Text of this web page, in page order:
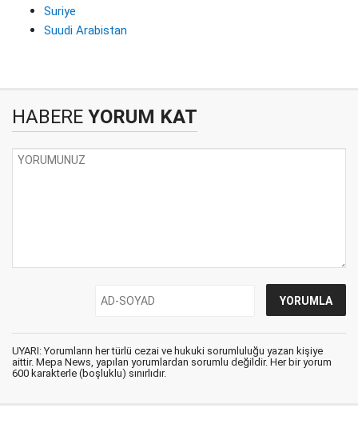
Suriye
Suudi Arabistan
HABERE YORUM KAT
UYARI: Yorumların her türlü cezai ve hukuki sorumluluğu yazan kişiye
aittir. Mepa News, yapılan yorumlardan sorumlu değildir. Her bir yorum
600 karakterle (boşluklu) sınırlıdır.